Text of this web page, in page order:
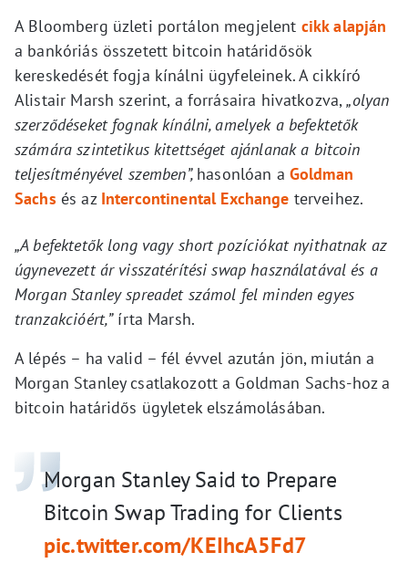
A Bloomberg üzleti portálon megjelent cikk alapján
a bankóriás összetett bitcoin határidősök
kereskedését fogja kínálni ügyfeleinek. A cikkíró
Alistair Marsh szerint, a forrásaira hivatkozva,„olyan
szerződéseket fognak kínálni, amelyek a befektetők
számára szintetikus kitettséget ajánlanak a bitcoin
teljesítményével szemben”, hasonlóan a Goldman
Sachs és az Intercontinental Exchange terveihez.
„A befektetők long vagy short pozíciókat nyithatnak az
úgynevezett ár visszatérítési swap használatával és a
Morgan Stanley spreadet számol fel minden egyes
tranzakcióért,”írta Marsh.
A lépés – ha valid – fél évvel azután jön, miután a
Morgan Stanley csatlakozott a Goldman Sachs-hoz a
bitcoin határidős ügyletek elszámolásában.
Morgan Stanley Said to Prepare
Bitcoin Swap Trading for Clients
pic.twitter.com/KEIhcA5Fd7